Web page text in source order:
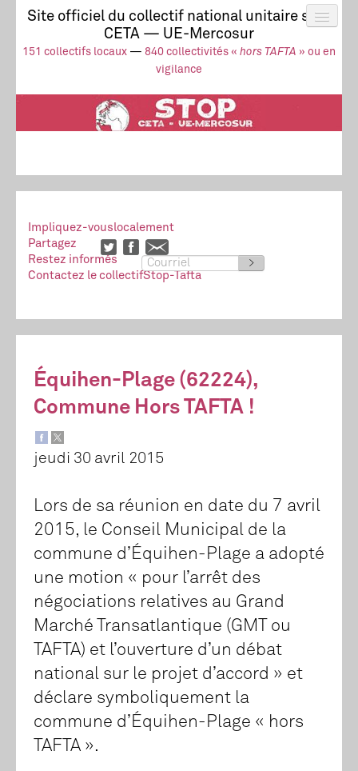
Site officiel du collectif national unitaire stop
CETA — UE-Mercosur
151 collectifs locaux — 840 collectivités « hors TAFTA » ou en
vigilance
Actus
UE-Mercosur
Stop à l’impunité !
TAFTA
CETA
Collectif
Impliquez-vouslocalement
Partagez
Restez informés
>
Contactez le collectifStop-Tafta
Équihen-Plage (62224),
Commune Hors TAFTA !
jeudi 30 avril 2015
Lors de sa réunion en date du 7 avril
2015, le Conseil Municipal de la
commune d’Équihen-Plage a adopté
une motion « pour l’arrêt des
négociations relatives au Grand
Marché Transatlantique (GMT ou
TAFTA) et l’ouverture d’un débat
national sur le projet d’accord » et
déclare symboliquement la
commune d’Équihen-Plage « hors
TAFTA ».